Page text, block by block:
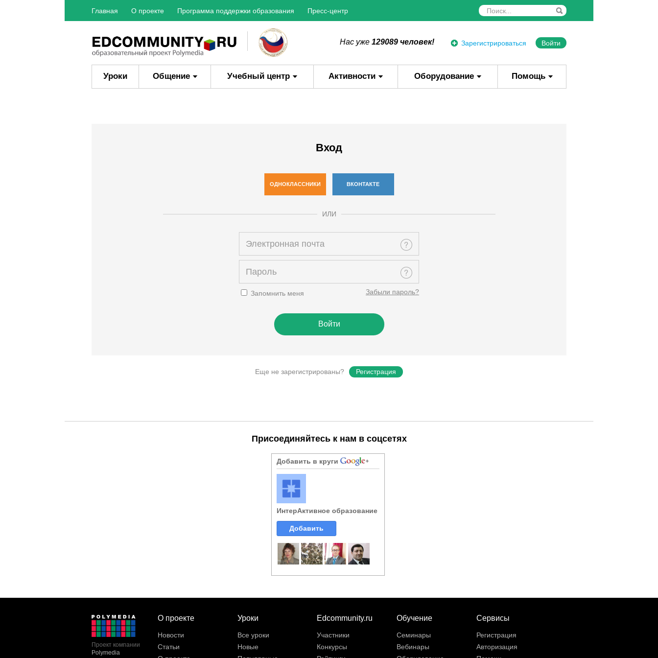
Главная О проекте Программа поддержки образования Пресс-центр
Зарегистрироваться Войти
Нас уже 129089 человек!
Уроки Общение Учебный центр Активности Оборудование Помощь
Вход
ОДНОКЛАССНИКИ ВКОНТАКТЕ
ИЛИ
Запомнить меня Забыли пароль?
Еще не зарегистрированы? Регистрация
Присоединяйтесь к нам в соцсетях
Добавить в круги
ИнтерАктивное образование
Добавить
Проект компании
Polymedia
О проекте
Новости
Статьи
Уроки
Все уроки
Новые
Edcommunity.ru
Участники
Конкурсы
Обучение
Семинары
Вебинары
Сервисы
Регистрация
Авторизация